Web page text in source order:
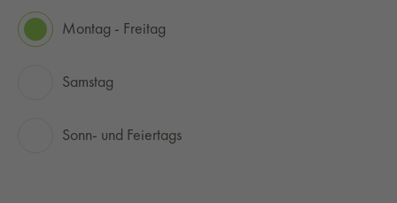
Montag - Freitag
Samstag
Sonn- und Feiertags